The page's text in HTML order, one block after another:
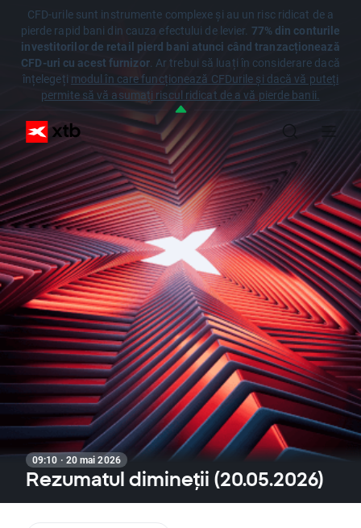
CFD-urile sunt instrumente complexe și au un risc ridicat de a
pierde rapid bani din cauza efectului de levier. 77% din conturile
investitorilor de retail pierd bani atunci când tranzacționează
CFD-uri cu acest furnizor. Ar trebui să luați în considerare dacă
înțelegeți modul în care funcționează CFDurile și dacă vă puteți
permite să vă asumați riscul ridicat de a vă pierde banii.
09:10 · 20 mai 2026
Rezumatul dimineții (20.05.2026)